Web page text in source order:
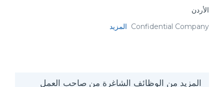
الأردن
Confidential Company المزيد
المزيد من الوظائف الشاغرة من صاحب العمل